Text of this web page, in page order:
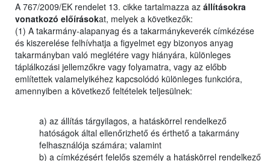
A 767/2009/EK rendelet 13. cikke tartalmazza az állításokra
vonatkozó előírásokat, melyek a következők:
(1) A takarmány-alapanyag és a takarmánykeverék címkézése
és kiszerelése felhívhatja a figyelmet egy bizonyos anyag
takarmányban való meglétére vagy hiányára, különleges
táplálkozási jellemzőkre vagy folyamatra, vagy az előbb
említettek valamelyikéhez kapcsolódó különleges funkcióra,
amennyiben a következő feltételek teljesülnek:
a) az állítás tárgyilagos, a hatáskörrel rendelkező
hatóságok által ellenőrizhető és érthető a takarmány
felhasználója számára; valamint
b) a címkézésért felelős személy a hatáskörrel rendelkező